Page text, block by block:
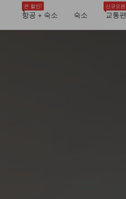
큰 할인!
항공 + 숙소 숙소
신규오픈
교통편